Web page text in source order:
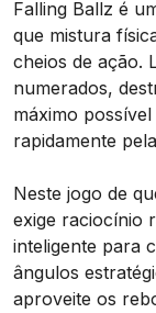
Falling Ballz é
que mistura
cheios de ação.
numerados,
máximo
rapidamente
Neste jogo de
exige raciocínio
inteligente para
ângulos
aproveite os